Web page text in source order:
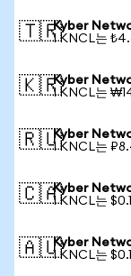
🇹🇷Kyber
1 KNCL는
🇰🇷Kyber
1 KNCL는
🇷🇺Kyber
1 KNCL는
🇨🇦Kyber
1 KNCL는
🇦🇺Kyber
1 KNCL는